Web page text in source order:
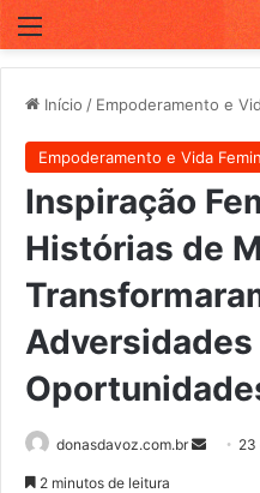
Início / Empoderamento e
Empoderamento e Vida
Inspiração
Histórias de
Adversidades
donasdavoz.com.br 23
2 minutos de leitura